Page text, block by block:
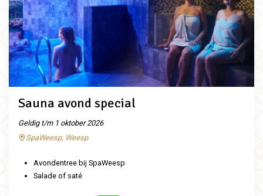
Sauna avond special
Geldig t/m 1 oktober 2026
SpaWeesp, Weesp
Avondentree bij SpaWeesp
Salade of saté